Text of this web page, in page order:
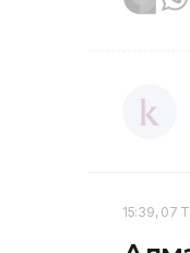
15:39, 07